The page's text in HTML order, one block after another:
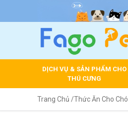
DỊCH VỤ & SẢN PHẨM CHO
THÚ CƯNG
Trang Chủ /Thức Ăn Cho Chó